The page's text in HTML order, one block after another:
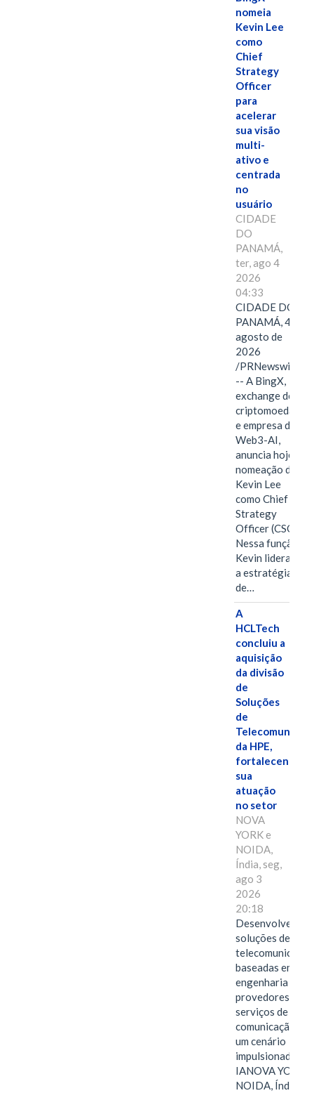
nomeia
Kevin Lee
como
Chief
Strategy
Officer
para
acelerar
sua visão
multi-
ativo e
centrada
no
usuário
CIDADE
DO
PANAMÁ,
ter, ago 4
2026
04:33
CIDADE DO
PANAMÁ, 4 de
agosto de
2026
/PRNewswire/
-- A BingX,
exchange de
criptomoedas
e empresa de
Web3-AI,
anuncia hoje a
nomeação de
Kevin Lee
como Chief
Strategy
Officer (CSO).
Nessa função,
Kevin liderará
a estratégia
de…
A
HCLTech
concluiu a
aquisição
da divisão
de
Soluções
de
da HPE,
fortalecendo
sua
atuação
no setor
NOVA
YORK e
NOIDA,
Índia, seg,
ago 3
2026
20:18
Desenvolvendo
soluções de
baseadas em
engenharia para
provedores de
serviços de
comunicação em
um cenário
impulsionado
IANOVA YORK e
NOIDA, Índia, 3